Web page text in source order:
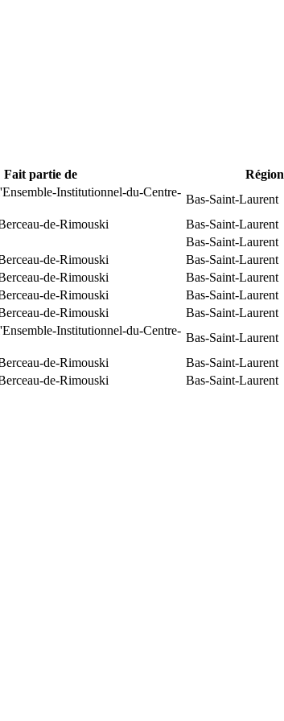
Fait partie de Région
Institutionnel-du-Centre-
Bas-Saint-Laurent
de-Rimouski Bas-Saint-Laurent
Bas-Saint-Laurent
de-Rimouski Bas-Saint-Laurent
de-Rimouski Bas-Saint-Laurent
de-Rimouski Bas-Saint-Laurent
de-Rimouski Bas-Saint-Laurent
Institutionnel-du-Centre-
Bas-Saint-Laurent
de-Rimouski Bas-Saint-Laurent
de-Rimouski Bas-Saint-Laurent